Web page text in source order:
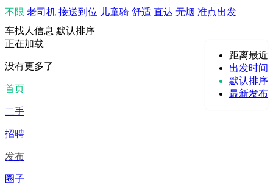
不限 老司机 接送到位 儿童骑 舒适 直达 无烟 准点出发
车找人信息 默认排序
距离最近
出发时间
默认排序
最新发布
正在加载
没有更多了
首页
二手
招聘
发布
圈子